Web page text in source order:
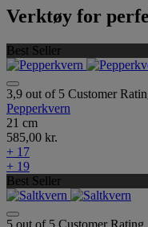
Verktøy for
Best Seller
3,9 out of 5 Customer
Pepperkvern
21 cm
585,00 kr.
+ 17
+ 19
Best Seller